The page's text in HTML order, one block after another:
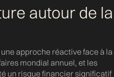
autour de la
approche réactive face à la
mondial annuel, et les
un risque financier significatif